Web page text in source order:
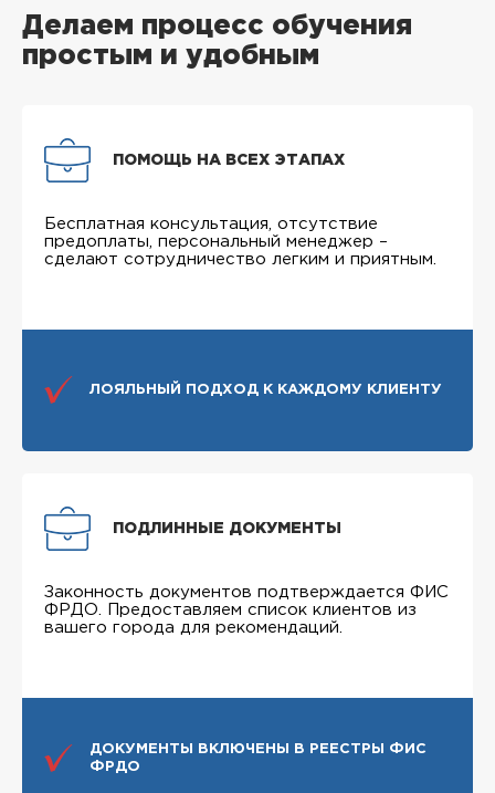
Делаем процесс обучения
простым и удобным
ПОМОЩЬ НА ВСЕХ ЭТАПАХ
Бесплатная консультация, отсутствие
предоплаты, персональный менеджер –
сделают сотрудничество легким и приятным.
ЛОЯЛЬНЫЙ ПОДХОД К КАЖДОМУ КЛИЕНТУ
ПОДЛИННЫЕ ДОКУМЕНТЫ
Законность документов подтверждается ФИС
ФРДО. Предоставляем список клиентов из
вашего города для рекомендаций.
ДОКУМЕНТЫ ВКЛЮЧЕНЫ В РЕЕСТРЫ ФИС
ФРДО